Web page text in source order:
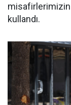
kullandı.